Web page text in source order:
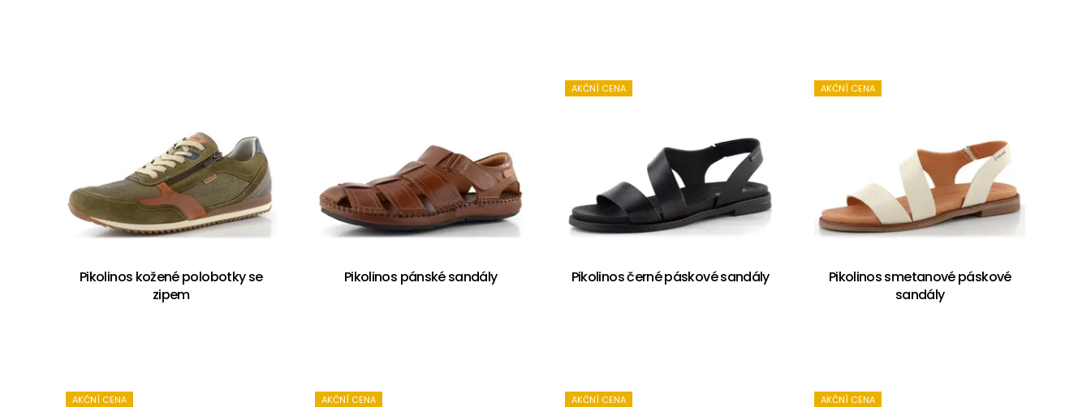
Pikolinos kožené polobotky se
zipem
Pikolinos pánské sandály
AKČNÍ CENA
Pikolinos černé páskové sandály
AKČNÍ CENA
Pikolinos smetanové páskové
sandály
AKČNÍ CENA AKČNÍ CENA AKČNÍ CENA AKČNÍ CENA